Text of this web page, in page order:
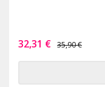
32,31 € 35,90 €